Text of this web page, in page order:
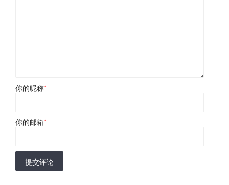
你的昵称*
你的邮箱*
提交评论